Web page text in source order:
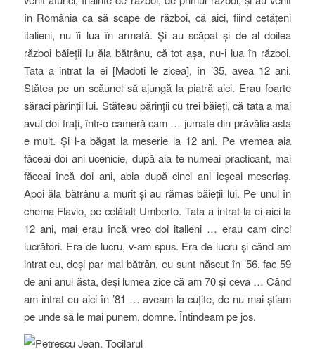
în România ca să scape de război, că aici, fiind cetățeni
italieni, nu îi lua în armată. Și au scăpat și de al doilea
război băieții lu ăla bătrânu, că tot așa, nu-i lua în război.
Tata a intrat la ei [Madoti le zicea], în ’35, avea 12 ani.
Stătea pe un scăunel să ajungă la piatră aici. Erau foarte
săraci părinții lui. Stăteau părinții cu trei băieți, că tata a mai
avut doi frați, într-o cameră cam … jumate din prăvălia asta
e mult. Și l-a băgat la meserie la 12 ani. Pe vremea aia
făceai doi ani ucenicie, după aia te numeai practicant, mai
făceai încă doi ani, abia după cinci ani ieșeai meseriaș.
Apoi ăla bătrânu a murit și au rămas băieții lui. Pe unul în
chema Flavio, pe celălalt Umberto. Tata a intrat la ei aici la
12 ani, mai erau încă vreo doi italieni … erau cam cinci
lucrători. Era de lucru, v-am spus. Era de lucru și când am
intrat eu, deși par mai bătrân, eu sunt născut în ’56, fac 59
de ani anul ăsta, deși lumea zice că am 70 și ceva … Când
am intrat eu aici în ’81 … aveam la cuțite, de nu mai știam
pe unde să le mai punem, domne. Întindeam pe jos.